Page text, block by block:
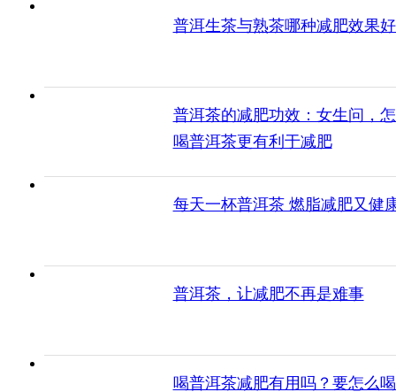
普洱生茶与熟茶哪种减肥效果
普洱茶的减肥功效：女生问，
喝普洱茶更有利于减肥
每天一杯普洱茶 燃脂减肥又健
普洱茶，让减肥不再是难事
喝普洱茶减肥有用吗？要怎么